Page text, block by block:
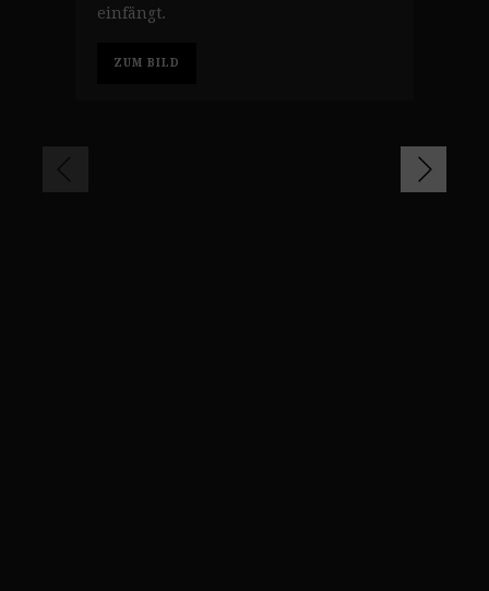
einfängt.
ZUM BILD